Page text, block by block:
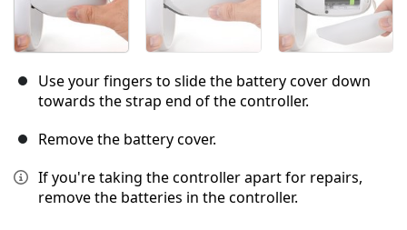
Use your fingers to slide the battery cover down
towards the strap end of the controller.
Remove the battery cover.
If you're taking the controller apart for repairs,
remove the batteries in the controller.